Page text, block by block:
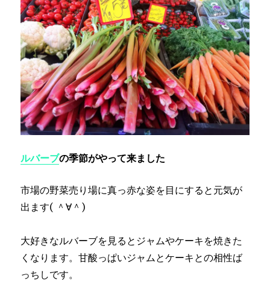
に
ルバーブの季節がやって来ました
市場の野菜売り場に真っ赤な姿を目にすると元気が
出ます( ＾∀＾)
大好きなルバーブを見るとジャムやケーキを焼きた
くなります。甘酸っぱいジャムとケーキとの相性ば
っちしです。